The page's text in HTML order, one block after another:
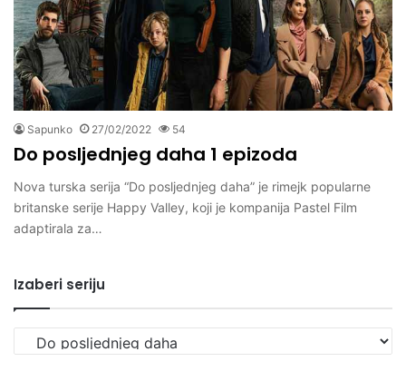
Sapunko 27/02/2022 54
Do posljednjeg daha 1 epizoda
Nova turska serija “Do posljednjeg daha” je rimejk popularne
britanske serije Happy Valley, koji je kompanija Pastel Film
adaptirala za…
Izaberi seriju
Izaberi
seriju